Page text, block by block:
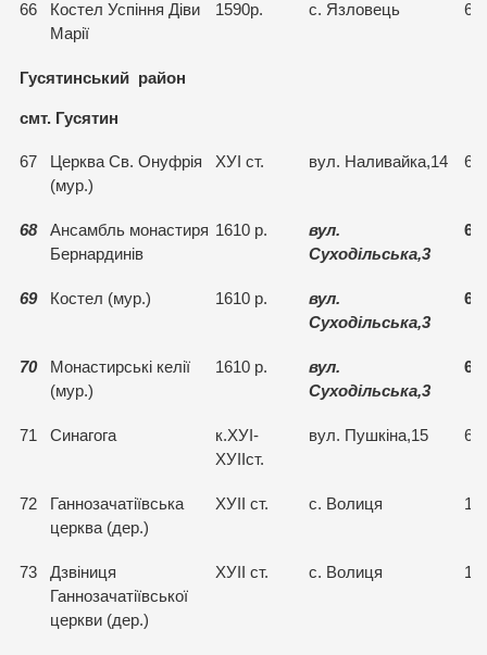
66
Костел Успіння Діви
Марії
1590р. с. Язловець
Гусятинський район
смт. Гусятин
67
Церква Св. Онуфрія
(мур.)
ХУІ ст. вул. Наливайка,14
68
Ансамбль монастиря
Бернардинів
1610 р.
вул.
Суходільська,3
69 Костел (мур.) 1610 р.
вул.
Суходільська,3
70
Монастирські келії
(мур.)
1610 р.
вул.
Суходільська,3
71 Синагога
к.ХУІ-
ХУІІст.
вул. Пушкіна,15
72
Ганнозачатіївська
церква (дер.)
ХУІІ ст. с. Волиця
73
Дзвіниця
Ганнозачатіївської
церкви (дер.)
ХУІІ ст. с. Волиця